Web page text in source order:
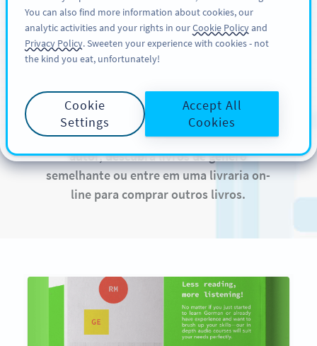
CADASTRE-SE
Um código QR atraente permite que o leitor
entre instantaneamente no universo do
autor, descubra livros de gênero
semelhante ou entre em uma livraria on-
line para comprar outros livros.
You can also find more information about cookies, our
analytic activities and your rights in ourCookie Policyand
Privacy Policy. Sweeten your experience with cookies - not
the kind you eat, unfortunately!
Cookie
Settings
Accept All
Cookies